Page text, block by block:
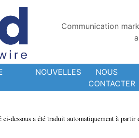
Communication
NOUVELLES
NOUS
CONTACTER
dessous a été traduit automatiquement à